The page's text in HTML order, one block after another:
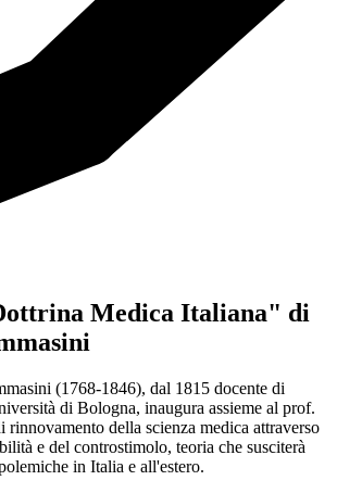
Medica Italiana" di
(1768-1846), dal 1815 docente di
di Bologna, inaugura assieme al prof.
rinnovamento della scienza medica attraverso
e del controstimolo, teoria che susciterà
in Italia e all'estero.